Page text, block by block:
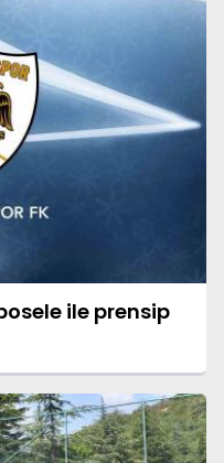
ile prensip